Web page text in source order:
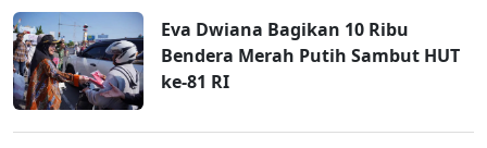
Eva Dwiana Bagikan 10 Ribu
Bendera Merah Putih Sambut HUT
ke-81 RI